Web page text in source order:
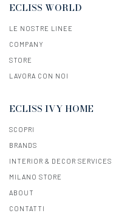
ECLISS WORLD
LE NOSTRE LINEE
COMPANY
STORE
LAVORA CON NOI
ECLISS IVY HOME
SCOPRI
BRANDS
INTERIOR & DECOR SERVICES
MILANO STORE
ABOUT
CONTATTI